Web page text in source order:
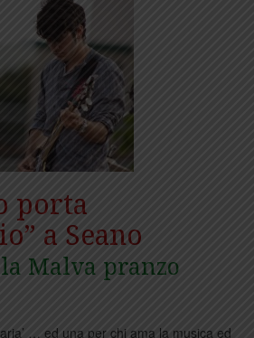
porta
a Seano
Malva pranzo
… ed una per chi ama la musica ed